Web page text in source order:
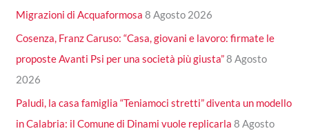
Migrazioni di Acquaformosa 8 Agosto 2026
Cosenza, Franz Caruso: “Casa, giovani e lavoro: firmate le
proposte Avanti Psi per una società più giusta”8 Agosto
2026
Paludi, la casa famiglia “Teniamoci stretti” diventa un modello
in Calabria: il Comune di Dinami vuole replicarla 8 Agosto